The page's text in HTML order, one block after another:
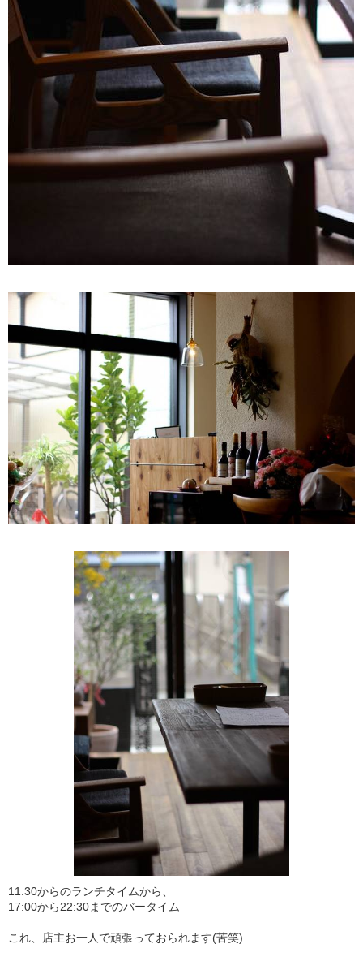
11:30からのランチタイムから、
17:00から22:30までのバータイム
これ、店主お一人で頑張っておられます(苦笑)